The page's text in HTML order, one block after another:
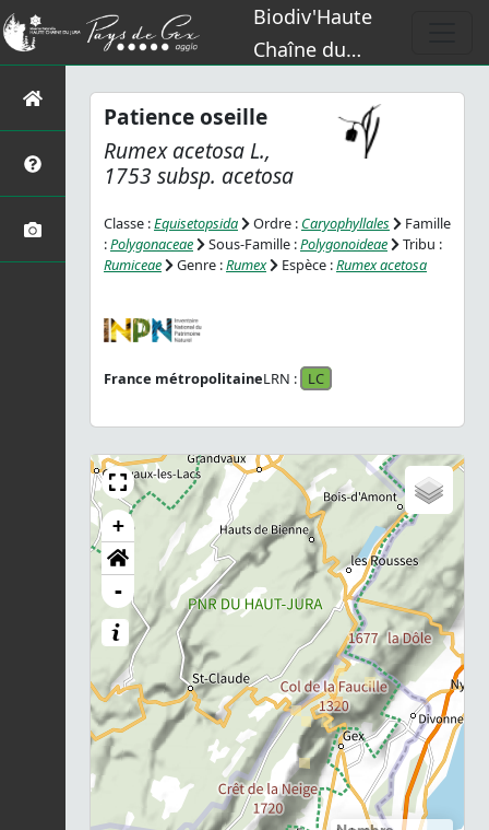
Biodiv'Haute
Chaîne du
Patience oseille
Rumex acetosaL.,
1753 subsp. acetosa
Classe :Equisetopsida Ordre : Caryophyllales
Famille
:Polygonaceae Sous-Famille :Polygonoideae
Tribu :
Rumiceae
Genre :Rumex Espèce :Rumex acetosa
France métropolitaineLRN : LC
+
-